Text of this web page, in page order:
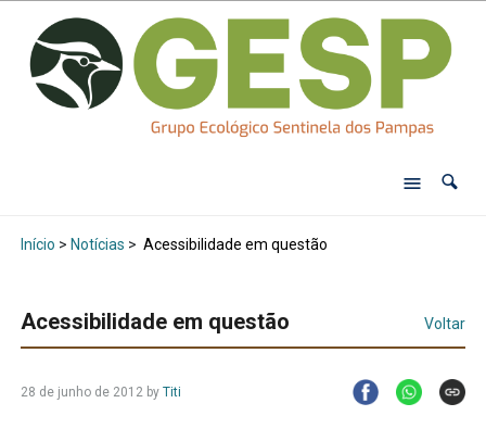
Início > Notícias > Acessibilidade em questão
Acessibilidade em questão Voltar
28 de junho de 2012by Titi